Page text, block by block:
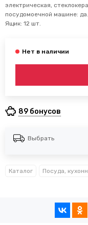
электрическая,
посудомоечной машине:
Ящик: 12 шт.
89 бонусов
Выбрать
Каталог